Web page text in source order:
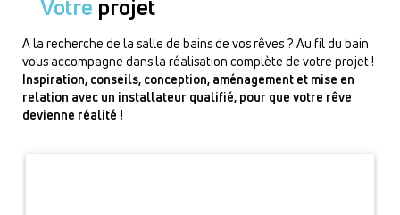
Votre projet
A la recherche de la salle de bains de vos rêves ? Au fil du bain
vous accompagne dans la réalisation complète de votre projet !
Inspiration, conseils, conception, aménagement et mise en
relation avec un installateur qualifié, pour que votre rêve
devienne réalité !